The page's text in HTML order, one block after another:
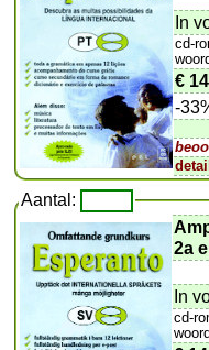
In
cd-
€
-
Aantal:
2a
In
cd-